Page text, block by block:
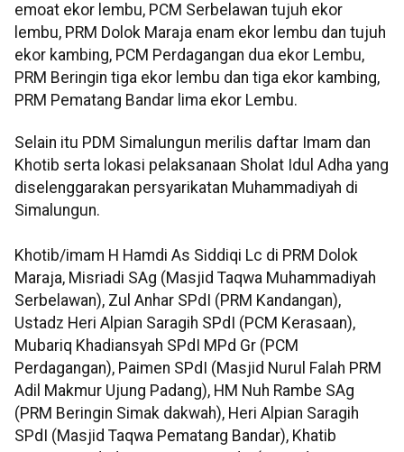
emoat ekor lembu, PCM Serbelawan tujuh ekor
lembu, PRM Dolok Maraja enam ekor lembu dan tujuh
ekor kambing, PCM Perdagangan dua ekor Lembu,
PRM Beringin tiga ekor lembu dan tiga ekor kambing,
PRM Pematang Bandar lima ekor Lembu.
Selain itu PDM Simalungun merilis daftar Imam dan
Khotib serta lokasi pelaksanaan Sholat Idul Adha yang
diselenggarakan persyarikatan Muhammadiyah di
Simalungun.
Khotib/imam H Hamdi As Siddiqi Lc di PRM Dolok
Maraja, Misriadi SAg (Masjid Taqwa Muhammadiyah
Serbelawan), Zul Anhar SPdI (PRM Kandangan),
Ustadz Heri Alpian Saragih SPdI (PCM Kerasaan),
Mubariq Khadiansyah SPdI MPd Gr (PCM
Perdagangan), Paimen SPdI (Masjid Nurul Falah PRM
Adil Makmur Ujung Padang), HM Nuh Rambe SAg
(PRM Beringin Simak dakwah), Heri Alpian Saragih
SPdI (Masjid Taqwa Pematang Bandar), Khatib